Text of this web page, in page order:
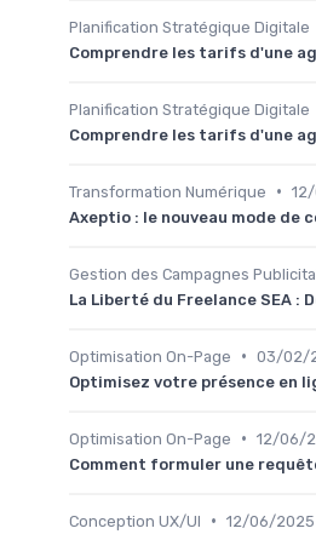
Planification Stratégique Digitale
Comprendre les tarifs d'une
Planification Stratégique Digitale
Comprendre les tarifs d'une
Transformation Numérique •
Axeptio : le nouveau mode de
Gestion des Campagnes
La Liberté du Freelance SEA :
Optimisation On-Page • 03/02/
Optimisez votre présence en
Optimisation On-Page • 12/06/
Comment formuler une
Conception UX/UI • 12/06/2025